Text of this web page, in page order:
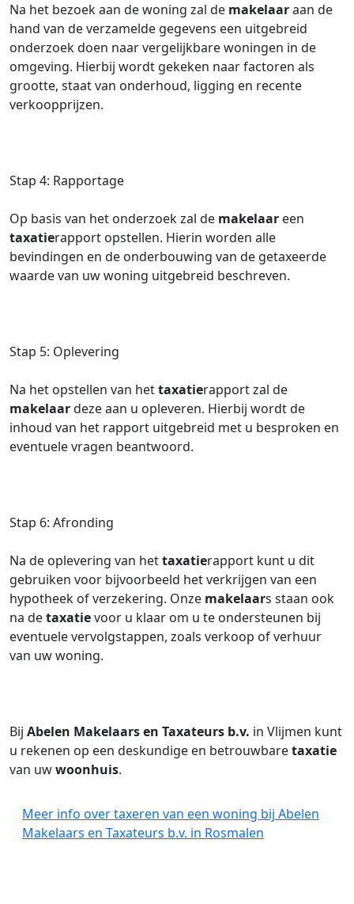
Na het bezoek aan de woning zal de makelaaraan de
hand van de verzamelde gegevens een uitgebreid
onderzoek doen naar vergelijkbare woningen in de
omgeving. Hierbij wordt gekeken naar factoren als
grootte, staat van onderhoud, ligging en recente
verkoopprijzen.
Stap 4: Rapportage
Op basis van het onderzoek zal de makelaar een
taxatierapport opstellen. Hierin worden alle
bevindingen en de onderbouwing van de getaxeerde
waarde van uw woning uitgebreid beschreven.
Stap 5: Oplevering
Na het opstellen van hettaxatierapport zal de
makelaardeze aan u opleveren. Hierbij wordt de
inhoud van het rapport uitgebreid met u besproken en
eventuele vragen beantwoord.
Stap 6: Afronding
Na de oplevering van hettaxatierapport kunt u dit
gebruiken voor bijvoorbeeld het verkrijgen van een
hypotheek of verzekering. Onze makelaars staan ook
na detaxatievoor u klaar om u te ondersteunen bij
eventuele vervolgstappen, zoals verkoop of verhuur
van uw woning.
Bij Abelen Makelaars en Taxateurs b.v. in Vlijmen kunt
u rekenen op een deskundige en betrouwbaretaxatie
van uwwoonhuis.
Meer info over taxeren van een woning bij Abelen
Makelaars en Taxateurs b.v. in Rosmalen